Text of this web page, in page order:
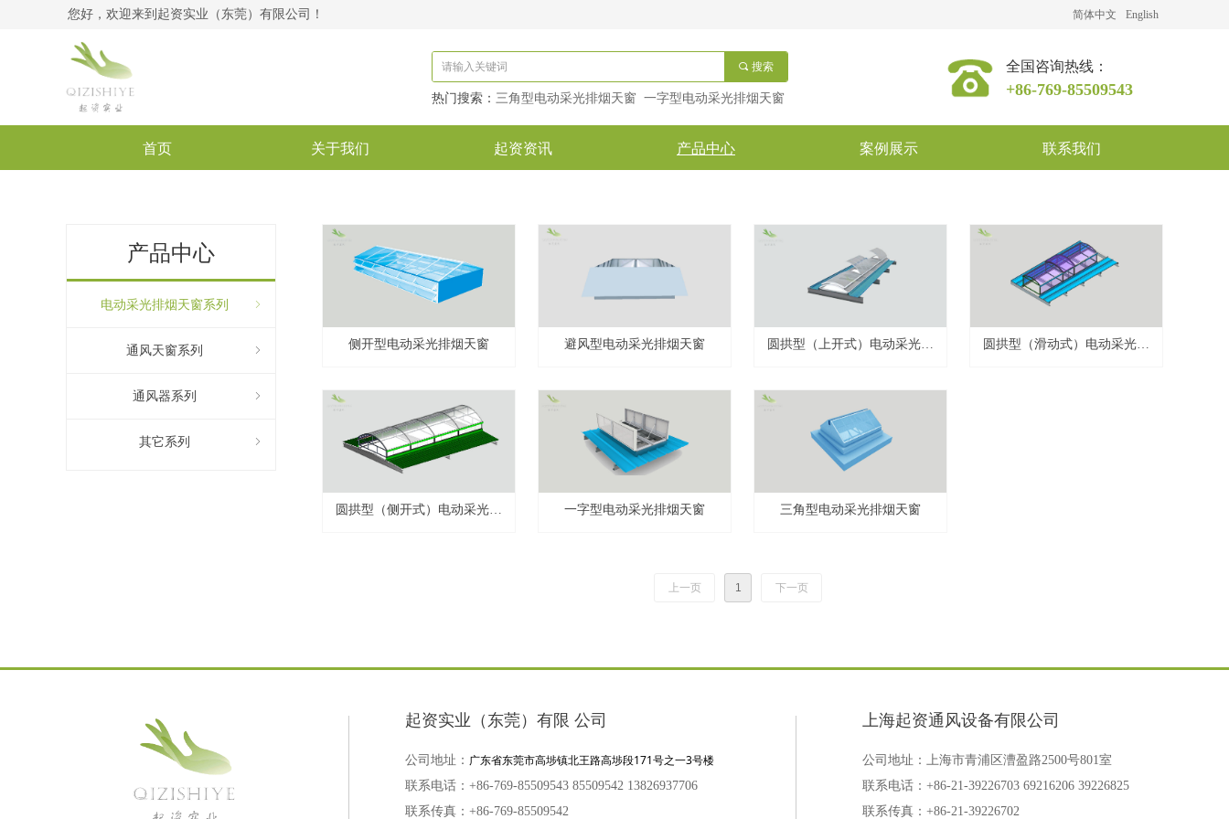
热门搜索： 三角型电动采光排烟天窗 一字型电动采光排烟天窗
全国咨询热线：
+86-769-85509543
끠 搜索
首页 关于我们 起资资讯 产品中心 案例展示 联系我们
您好，欢迎来到起资实业（东莞）有限公司！ 简体中文 English
产品中心
ꁇ
电动采光排烟天窗系列
ꁇ
通风天窗系列
ꁇ
通风器系列
ꁇ
其它系列
侧开型电动采光排烟天窗 避风型电动采光排烟天窗
圆拱型（上开式）电动采光排
圆拱型（滑动式）电动采光排
圆拱型（侧开式）电动采光排
一字型电动采光排烟天窗 三角型电动采光排烟天窗
上一页 1 下一页
起资实业（东莞）有限 公司
公司地址： 广东省东莞市高埗镇北王路高埗段171号之一3号楼
联系电话：+86-769-85509543 85509542 13826937706
联系传真：+86-769-85509542
上海起资通风设备有限公司
公司地址：上海市青浦区漕盈路2500号801室
联系电话：+86-21-39226703 69216206 39226825
联系传真：+86-21-39226702